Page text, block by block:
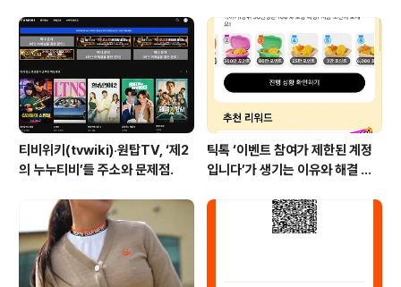
티비위키(tvwiki)‧원탑TV, ‘제2
의 누누티비’들 주소와 문제점.
틱톡 ‘이벤트 참여가 제한된 계정
입니다’가 생기는 이유와 해결 방